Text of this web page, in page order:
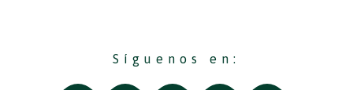
Síguenos en: